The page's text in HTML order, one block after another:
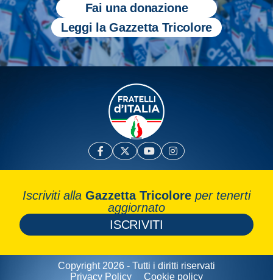
Fai una donazione
Leggi la Gazzetta Tricolore
Iscriviti alla Gazzetta Tricolore per tenerti
aggiornato
ISCRIVITI
Copyright 2026 - Tutti i diritti riservati
Privacy Policy
Cookie policy